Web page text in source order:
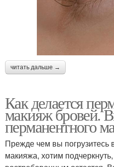
читать дальше →
Как делается
макияж бровей.
перманентного
Прежде чем вы погрузитесь
макияжа, хотим